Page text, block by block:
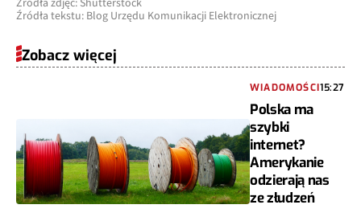
Źródła zdjęć: Shutterstock
Źródła tekstu: Blog Urzędu Komunikacji Elektronicznej
Zobacz więcej
WIADOMOŚCI15:27
Polska ma
szybki
internet?
Amerykanie
odzierają nas
ze złudzeń